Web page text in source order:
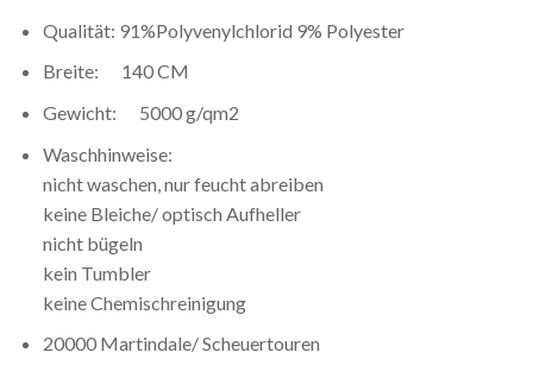
Qualität: 91%Polyvenylchlorid 9% Polyester
Breite: 140 CM
Gewicht: 5000 g/qm2
Waschhinweise:
nicht waschen, nur feucht abreiben
keine Bleiche/ optisch Aufheller
nicht bügeln
kein Tumbler
keine Chemischreinigung
20000 Martindale/ Scheuertouren